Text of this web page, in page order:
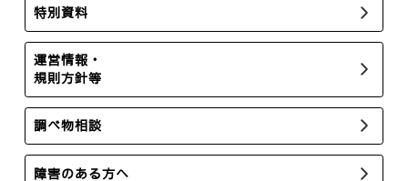
特別資料
運営情報・
規則方針等
調べ物相談
障害のある方へ